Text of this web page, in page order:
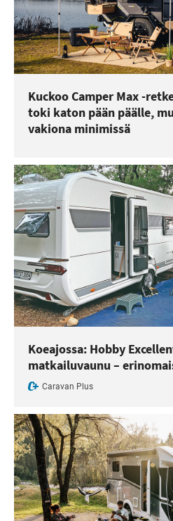
Kuckoo Camper Max -
toki katon pään päälle,
vakiona minimissä
Koeajossa: Hobby
matkailuvaunu –
Caravan Plus